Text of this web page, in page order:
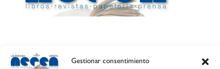
Gestionar consentimiento
Calle Esquíroz, 27